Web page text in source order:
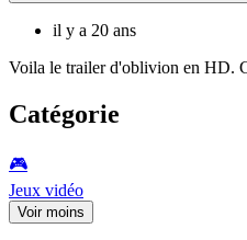
il y a 20 ans
Voila le trailer d'oblivion en HD.
Catégorie
🎮️
Jeux vidéo
Voir moins